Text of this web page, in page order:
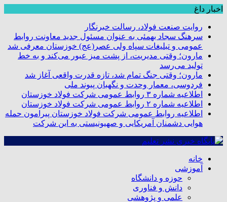
اخبار داغ
روایت صنعت فولاد،‌ رسالت خبرنگار
سرهنگ سجاد بهمئی به عنوان مسئول جدید معاونت روابط
عمومی و تبلیغات سپاه ولی عصر(عج) خوزستان معرفی شد
مارون؛ وقتی مدیریت، از پشت میز عبور می‌کند و به خط
تولید می‌رسد
مارون؛ وقتی جنگ تمام شد، تازه قدرت واقعی آغاز شد
فردوسی، معمار وحدت و نگهبان پیوند ملی
اطلاعیه شماره ۳ روابط عمومی شرکت فولاد خوزستان
اطلاعیه شماره ۲ روابط عمومی شرکت فولاد خوزستان
اطلاعیه روابط عمومی شرکت فولاد خوزستان پیرامون حمله
هوایی دشمنان آمریکایی و صهیونیستی به این شرکت
خانه
آموزشی
حوزه و دانشگاه
دانش و فناوری
علمی و پژوهشی